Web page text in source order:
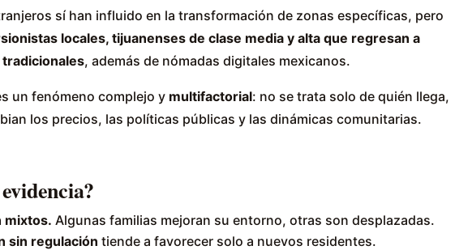
sí han influido en la transformación de zonas específicas, pero
locales, tijuanenses de clase media y alta que regresan a
, además de nómadas digitales mexicanos.
un fenómeno complejo y multifactorial: no se trata solo de quién llega,
los precios, las políticas públicas y las dinámicas comunitarias.
mixtos. Algunas familias mejoran su entorno, otras son desplazadas.
sin regulación tiende a favorecer solo a nuevos residentes.